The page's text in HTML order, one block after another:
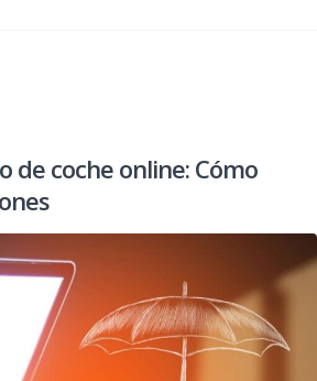
de coche online: Cómo